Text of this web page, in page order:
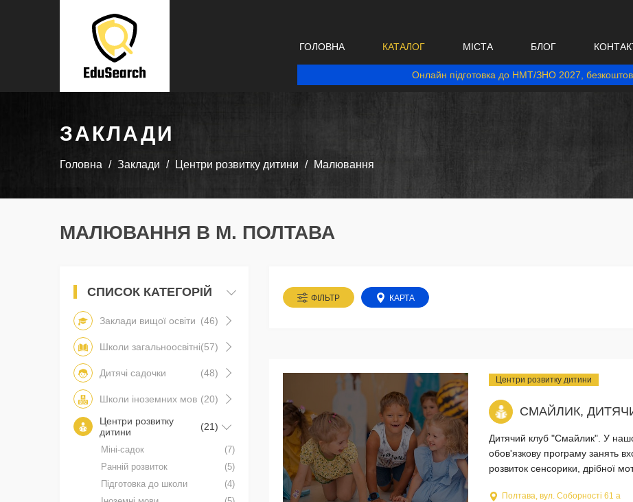
ГОЛОВНА КАТАЛОГ МІСТА БЛОГ
Онлайн підготовка до НМТ/ЗНО 2027,
ЗАКЛАДИ
Головна Заклади Центри розвитку дитини Малювання
МАЛЮВАННЯ В М. ПОЛТАВА
ФІЛЬТР КАРТА
Центри розвитку дитини
СМАЙЛИК,
Дитячий клуб "Смайлик". У
обов'язкову програму занять
розвиток сенсорики, дрібної
Полтава, вул. Соборності 61 а
СПИСОК КАТЕГОРІЙ
Заклади вищої освіти (46)
Школи загальноосвітні(57)
Дитячі садочки (48)
Школи іноземних мов (20)
Центри розвитку
дитини
(21)
Міні-садок
(7)
Ранній розвиток
(5)
Підготовка до школи
(4)